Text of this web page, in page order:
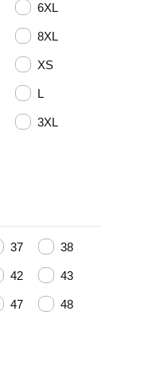
6XL
8XL
XS
L
3XL
37 38
42 43
47 48